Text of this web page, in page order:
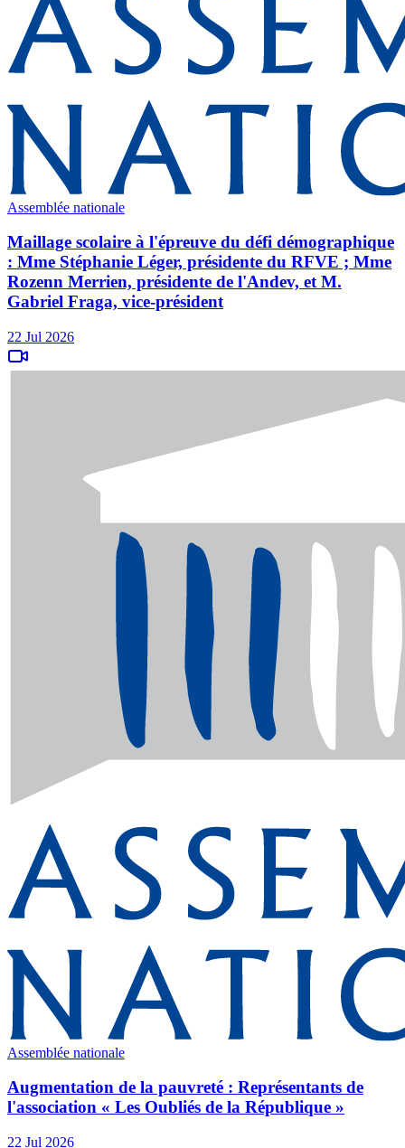
Assemblée nationale
Maillage scolaire à l'épreuve du défi démographique
: Mme Stéphanie Léger, présidente du RFVE ; Mme
Rozenn Merrien, présidente de l'Andev, et M.
Gabriel Fraga, vice-président
22 Jul 2026
Assemblée nationale
Augmentation de la pauvreté : Représentants de
l'association « Les Oubliés de la République »
22 Jul 2026